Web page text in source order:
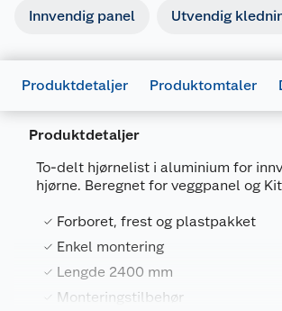
Innvendig panel Utvendig
Produktdetaljer Produktomtaler
Produktdetaljer
To-delt hjørnelist i aluminium for
hjørne. Beregnet for veggpanel og
Forboret, frest og plastpakket
Enkel montering
Lengde 2400 mm
Monteringstilbehør
Generelt
Artikkelnummer